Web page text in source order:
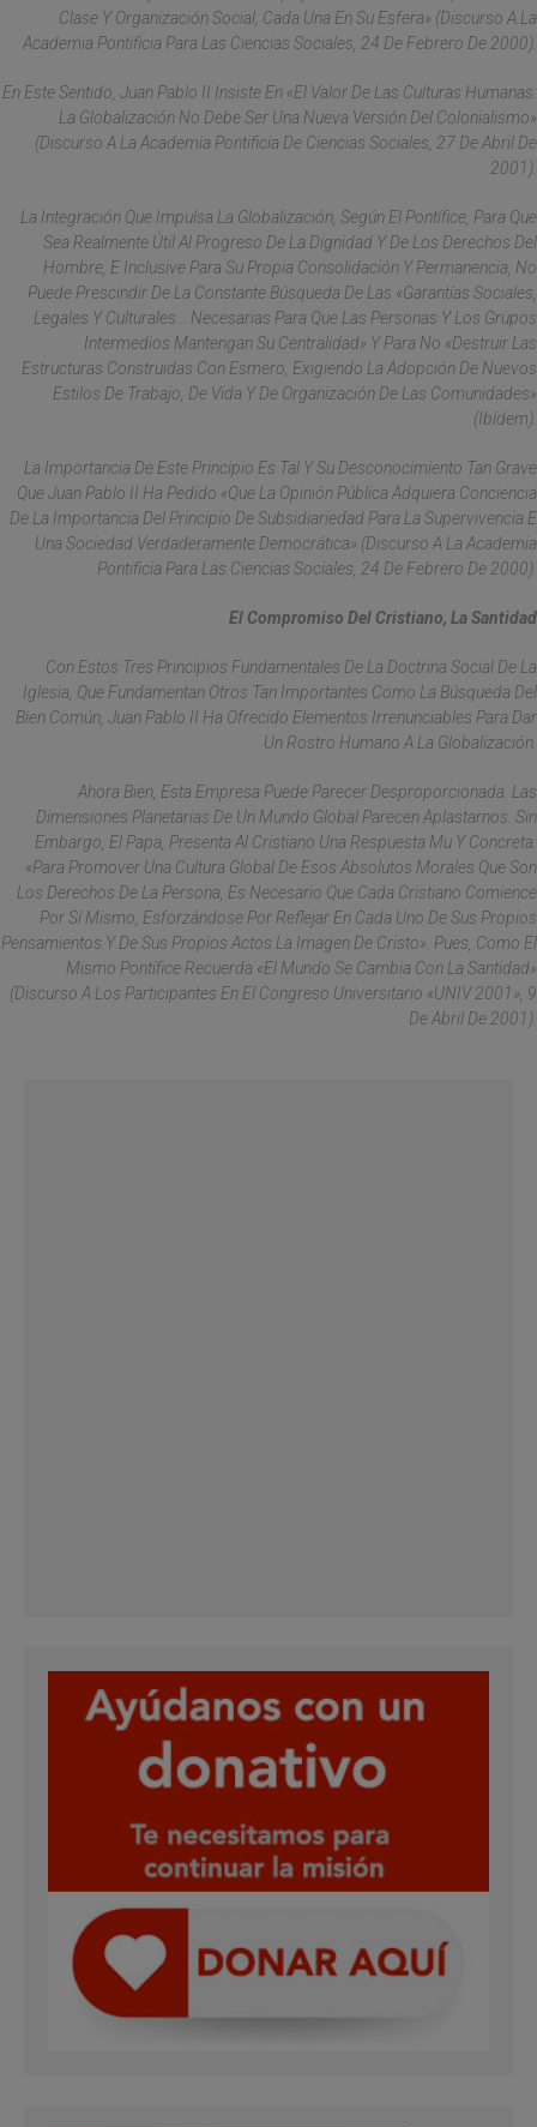
Clase Y Organización Social, Cada Una En Su Esfera» (Discurso A La
Academia Pontificia Para Las Ciencias Sociales, 24 De Febrero De 2000).
En Este Sentido, Juan Pablo II Insiste En «el Valor De Las Culturas Humanas:
La Globalización No Debe Ser Una Nueva Versión Del Colonialismo»
(Discurso A La Academia Pontificia De Ciencias Sociales, 27 De Abril De
2001).
La Integración Que Impulsa La Globalización, Según El Pontífice, Para Que
Sea Realmente Útil Al Progreso De La Dignidad Y De Los Derechos Del
Hombre, E Inclusive Para Su Propia Consolidación Y Permanencia, No
Puede Prescindir De La Constante Búsqueda De Las «garantías Sociales,
Legales Y Culturales... Necesarias Para Que Las Personas Y Los Grupos
Intermedios Mantengan Su Centralidad» Y Para No «destruir Las
Estructuras Construidas Con Esmero, Exigiendo La Adopción De Nuevos
Estilos De Trabajo, De Vida Y De Organización De Las Comunidades»
(ibídem).
La Importancia De Este Principio Es Tal Y Su Desconocimiento Tan Grave
Que Juan Pablo II Ha Pedido «que La Opinión Pública Adquiera Conciencia
De La Importancia Del Principio De Subsidiariedad Para La Supervivencia E
Una Sociedad Verdaderamente Democrática» (Discurso A La Academia
Pontificia Para Las Ciencias Sociales, 24 De Febrero De 2000).
El Compromiso Del Cristiano, La Santidad
Con Estos Tres Principios Fundamentales De La Doctrina Social De La
Iglesia, Que Fundamentan Otros Tan Importantes Como La Búsqueda Del
Bien Común, Juan Pablo II Ha Ofrecido Elementos Irrenunciables Para Dar
Un Rostro Humano A La Globalización.
Ahora Bien, Esta Empresa Puede Parecer Desproporcionada. Las
Dimensiones Planetarias De Un Mundo Global Parecen Aplastarnos. Sin
Embargo, El Papa, Presenta Al Cristiano Una Respuesta Mu Y Concreta:
«Para Promover Una Cultura Global De Esos Absolutos Morales Que Son
Los Derechos De La Persona, Es Necesario Que Cada Cristiano Comience
Por Sí Mismo, Esforzándose Por Reflejar En Cada Uno De Sus Propios
Pensamientos Y De Sus Propios Actos La Imagen De Cristo». Pues, Como El
Mismo Pontífice Recuerda «El Mundo Se Cambia Con La Santidad»
(Discurso A Los Participantes En El Congreso Universitario «UNIV 2001», 9
De Abril De 2001).